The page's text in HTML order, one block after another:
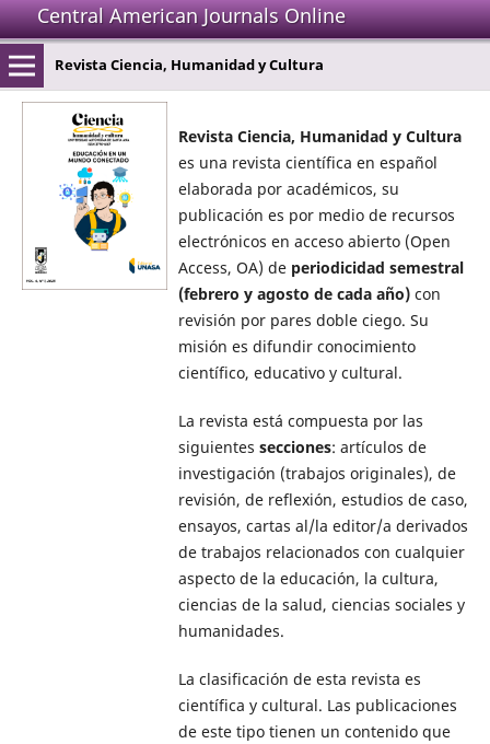
Central American Journals Online
Revista Ciencia, Humanidad y Cultura
Revista Ciencia, Humanidad y Cultura
es una revista científica en español
elaborada por académicos, su
publicación es por medio de recursos
electrónicos en acceso abierto (Open
Access, OA) de periodicidad semestral
(febrero y agosto de cada año)con
revisión por pares doble ciego. Su
misión es difundir conocimiento
científico, educativo y cultural.
La revista está compuesta por las
siguientes secciones: artículos de
investigación (trabajos originales), de
revisión, de reflexión, estudios de caso,
ensayos, cartas al/la editor/a derivados
de trabajos relacionados con cualquier
aspecto de la educación, la cultura,
ciencias de la salud, ciencias sociales y
humanidades.
La clasificación de esta revista es
científica y cultural. Las publicaciones
de este tipo tienen un contenido que